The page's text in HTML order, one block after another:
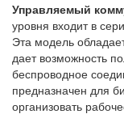
Управляемый
уровня входит в
Эта модель
дает возможность
беспроводное
предназначен для
организовать